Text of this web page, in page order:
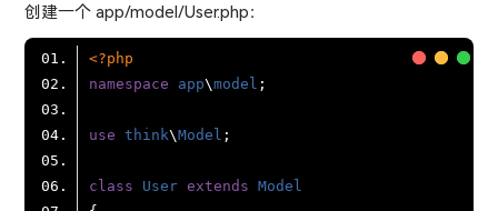
创建一个 app/model/User.php：
<?php
namespace
app\model
use think\Model
class User extends Model